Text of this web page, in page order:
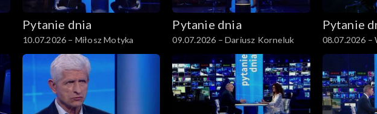
Pytanie dnia
10.07.2026 – Miłosz Motyka
Pytanie dnia
09.07.2026 – Dariusz Korneluk
Pytanie
08.07.2026 –